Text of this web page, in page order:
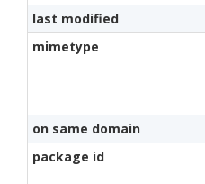
last modified
mimetype
on same domain
package id